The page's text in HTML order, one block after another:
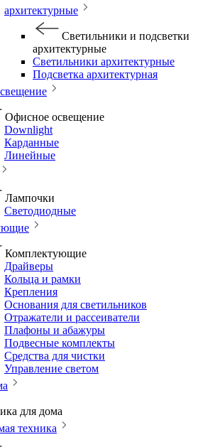
архитектурные
Светильники и подсветки
архитектурные
Светильники архитектурные
Подсветка архитектурная
Офисное освещение
Downlight
Карданные
Линейные
Лампочки
Светодиодные
Комплектующие
Драйверы
Кольца и рамки
Крепления
Основания для светильников
Отражатели и рассеиватели
Плафоны и абажуры
Подвесные комплекты
Средства для чистки
Управление светом
для дома
техника